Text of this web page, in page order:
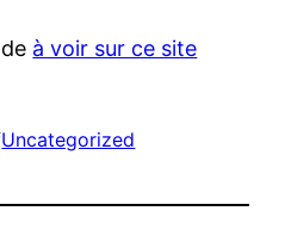
à voir sur ce site
Uncategorized